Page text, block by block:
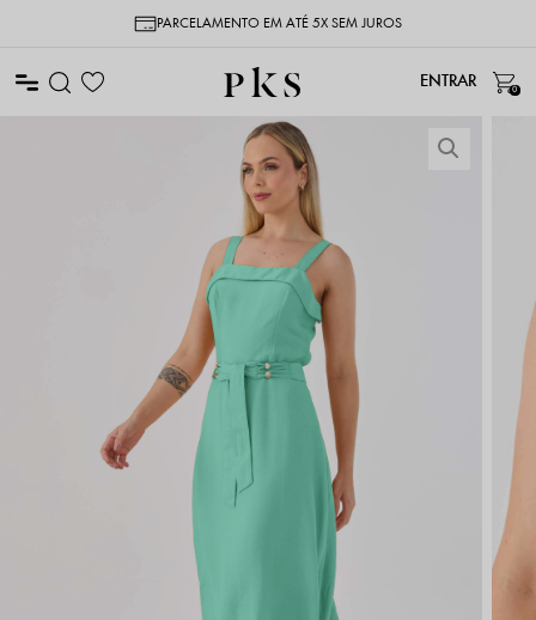
PARCELAMENTO EM ATÉ 5X SEM JUROS
0